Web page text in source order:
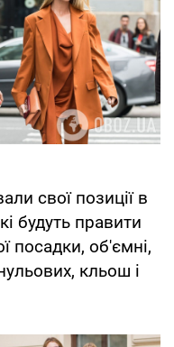
свої позиції в
будуть правити
посадки, об'ємні,
кльош і